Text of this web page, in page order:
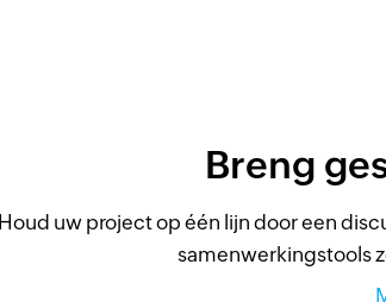
Breng
Houd uw project op één lijn door een
samenwerkingstools